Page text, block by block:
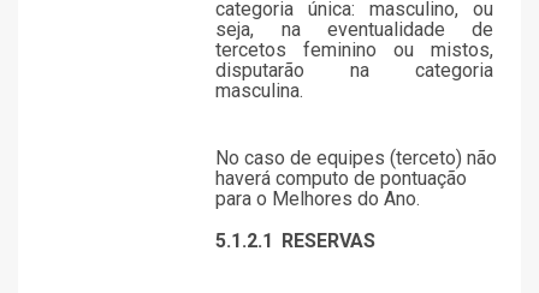
categoria única: masculino, ou
seja, na eventualidade de
tercetos feminino ou mistos,
disputarão na categoria
masculina.
No caso de equipes (terceto) não
haverá computo de pontuação
para o Melhores do Ano.
5.1.2.1 RESERVAS